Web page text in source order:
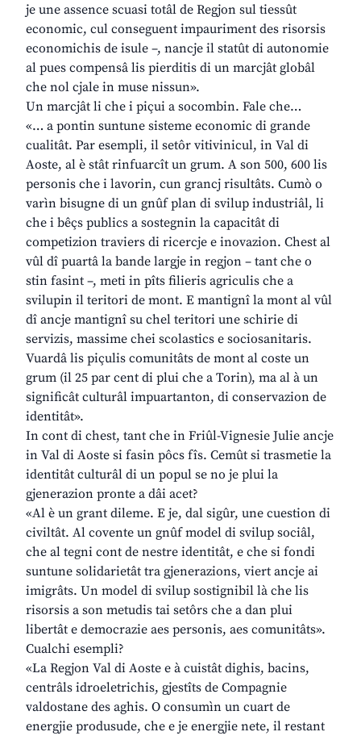
je une assence scuasi totâl de Regjon sul tiessût
economic, cul conseguent impauriment des risorsis
economichis de isule –, nancje il statût di autonomie
al pues compensâ lis pierditis di un marcjât globâl
che nol cjale in muse nissun».
Un marcjât li che i piçui a socombin. Fale che…
«… a pontin suntune sisteme economic di grande
cualitât. Par esempli, il setôr vitivinicul, in Val di
Aoste, al è stât rinfuarcît un grum. A son 500, 600 lis
personis che i lavorin, cun grancj risultâts. Cumò o
varìn bisugne di un gnûf plan di svilup industriâl, li
che i bêçs publics a sostegnin la capacitât di
competizion traviers di ricercje e inovazion. Chest al
vûl dî puartâ la bande largje in regjon – tant che o
stin fasint –, meti in pîts filieris agriculis che a
svilupin il teritori de mont. E mantignî la mont al vûl
dî ancje mantignî su chel teritori une schirie di
servizis, massime chei scolastics e sociosanitaris.
Vuardâ lis piçulis comunitâts de mont al coste un
grum (il 25 par cent di plui che a Torin), ma al à un
significât culturâl impuartanton, di conservazion de
identitât».
In cont di chest, tant che in Friûl-Vignesie Julie ancje
in Val di Aoste si fasin pôcs fîs. Cemût si trasmetie la
identitât culturâl di un popul se no je plui la
gjenerazion pronte a dâi acet?
«Al è un grant dileme. E je, dal sigûr, une cuestion di
civiltât. Al covente un gnûf model di svilup sociâl,
che al tegni cont de nestre identitât, e che si fondi
suntune solidarietât tra gjenerazions, viert ancje ai
imigrâts. Un model di svilup sostignibil là che lis
risorsis a son metudis tai setôrs che a dan plui
libertât e democrazie aes personis, aes comunitâts».
Cualchi esempli?
«La Regjon Val di Aoste e à cuistât dighis, bacins,
centrâls idroeletrichis, gjestîts de Compagnie
valdostane des aghis. O consumìn un cuart de
energjie produsude, che e je energjie nete, il restant